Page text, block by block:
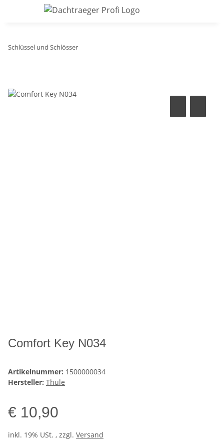
Schlüssel und Schlösser
Comfort Key N034
Artikelnummer: 1500000034
Hersteller: Thule
€ 10,90
inkl. 19% USt. , zzgl. Versand